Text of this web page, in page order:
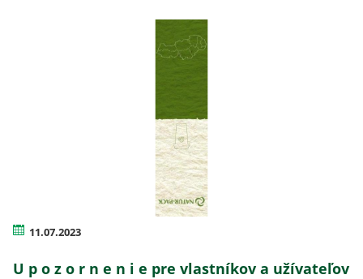
11.07.2023
U p o z o r n e n i e pre vlastníkov a užívateľov